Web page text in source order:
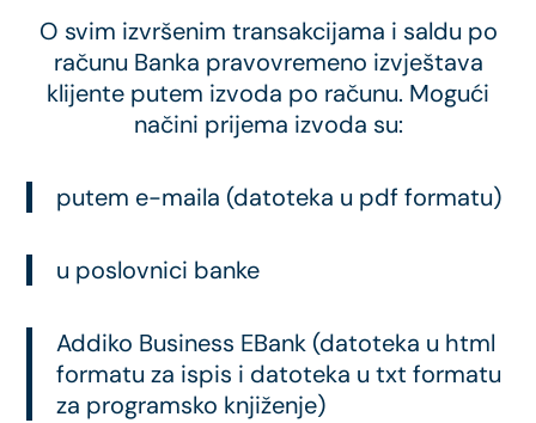
O svim izvršenim transakcijama i saldu po
računu Banka pravovremeno izvještava
klijente putem izvoda po računu. Mogući
načini prijema izvoda su:
putem e-maila (datoteka u pdf formatu)
u poslovnici banke
Addiko Business EBank (datoteka u html
formatu za ispis i datoteka u txt formatu
za programsko knjiženje)